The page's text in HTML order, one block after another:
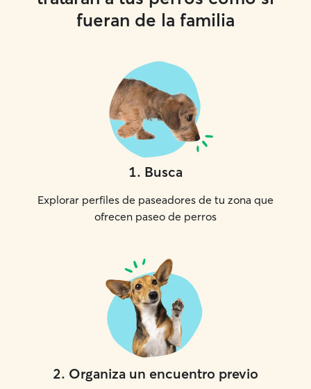
fueran de la familia
1. Busca
Explorar perfiles de paseadores de tu zona que
ofrecen paseo de perros
2. Organiza un encuentro previo